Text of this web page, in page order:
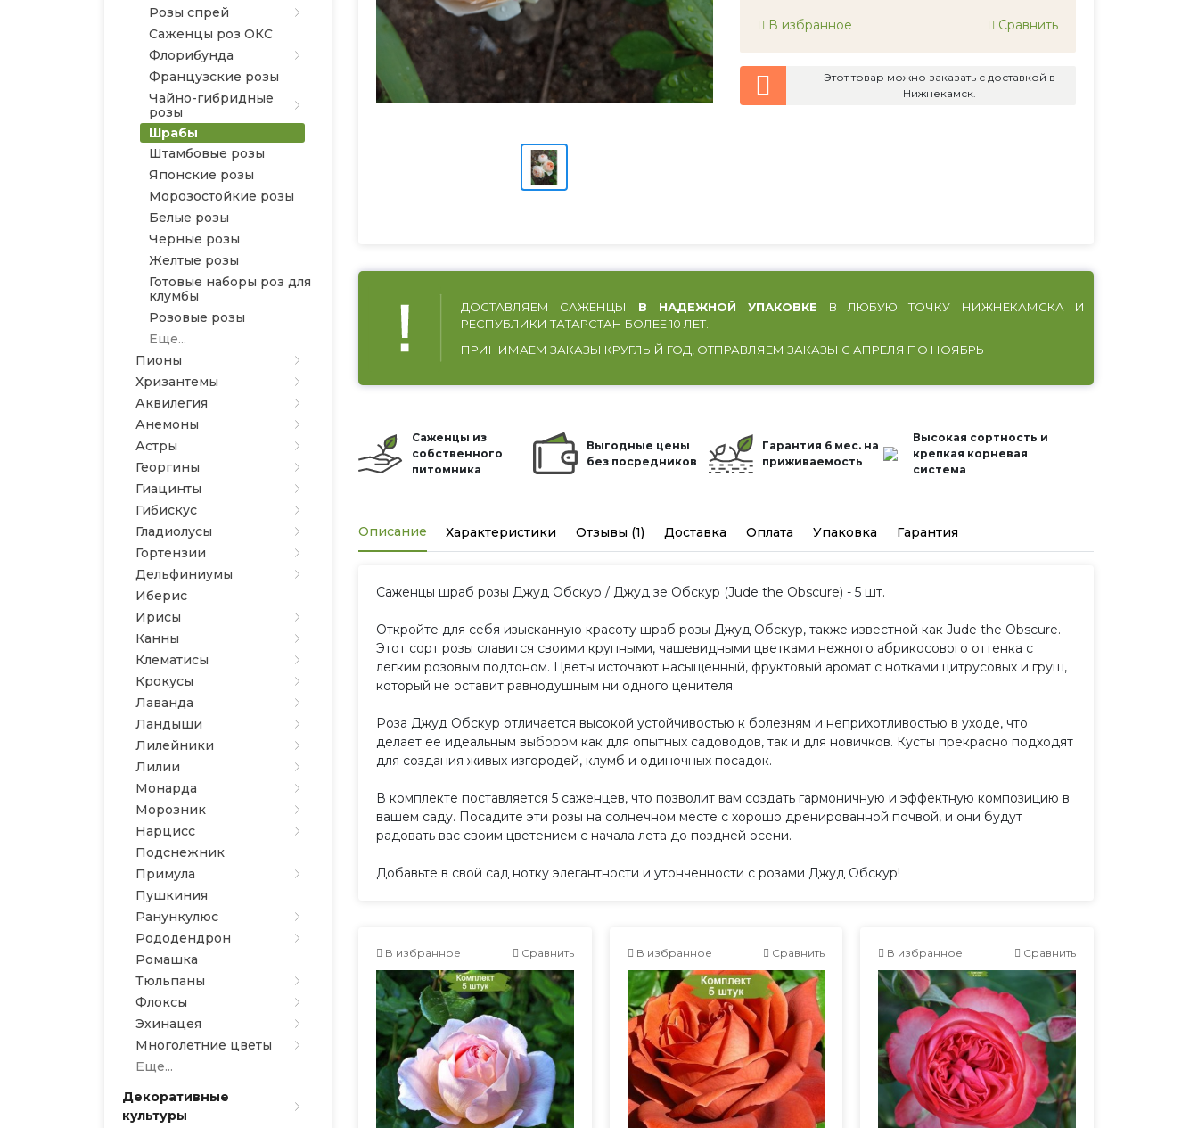
Розы спрей
Саженцы роз ОКС
Флорибунда
Французские розы
Чайно-гибридные
розы
Шрабы
Штамбовые розы
Японские розы
Морозостойкие розы
Белые розы
Черные розы
Желтые розы
Готовые наборы роз для
клумбы
Розовые розы
Еще...
Пионы
Хризантемы
Аквилегия
Анемоны
Астры
Георгины
Гиацинты
Гибискус
Гладиолусы
Гортензии
Дельфиниумы
Иберис
Ирисы
Канны
Клематисы
Крокусы
Лаванда
Ландыши
Лилейники
Лилии
Монарда
Морозник
Нарцисс
Подснежник
Примула
Пушкиния
Ранункулюс
Рододендрон
Ромашка
Тюльпаны
Флоксы
Эхинацея
Многолетние цветы
Еще...
Декоративные
культуры
В избранное Сравнить
Этот товар можно заказать с доставкой в
Нижнекамск.
ДОСТАВЛЯЕМ САЖЕНЦЫ В НАДЕЖНОЙ УПАКОВКЕ В ЛЮБУЮ ТОЧКУ НИЖНЕКАМСКА И
РЕСПУБЛИКИ ТАТАРСТАН БОЛЕЕ 10 ЛЕТ.
ПРИНИМАЕМ ЗАКАЗЫ КРУГЛЫЙ ГОД, ОТПРАВЛЯЕМ ЗАКАЗЫ С АПРЕЛЯ ПО НОЯБРЬ
Саженцы из
собственного
питомника
Выгодные цены
без посредников
Гарантия 6 мес. на
приживаемость
Высокая сортность и
крепкая корневая
система
Описание Характеристики Отзывы (1) Доставка Оплата Упаковка Гарантия
Саженцы шраб розы Джуд Обскур / Джуд зе Обскур (Jude the Obscure) - 5 шт.
Откройте для себя изысканную красоту шраб розы Джуд Обскур, также известной как Jude the Obscure.
Этот сорт розы славится своими крупными, чашевидными цветками нежного абрикосового оттенка с
легким розовым подтоном. Цветы источают насыщенный, фруктовый аромат с нотками цитрусовых и груш,
который не оставит равнодушным ни одного ценителя.
Роза Джуд Обскур отличается высокой устойчивостью к болезням и неприхотливостью в уходе, что
делает её идеальным выбором как для опытных садоводов, так и для новичков. Кусты прекрасно подходят
для создания живых изгородей, клумб и одиночных посадок.
В комплекте поставляется 5 саженцев, что позволит вам создать гармоничную и эффектную композицию в
вашем саду. Посадите эти розы на солнечном месте с хорошо дренированной почвой, и они будут
радовать вас своим цветением с начала лета до поздней осени.
Добавьте в свой сад нотку элегантности и утонченности с розами Джуд Обскур!
В избранное Сравнить В избранное Сравнить В избранное Сравнить